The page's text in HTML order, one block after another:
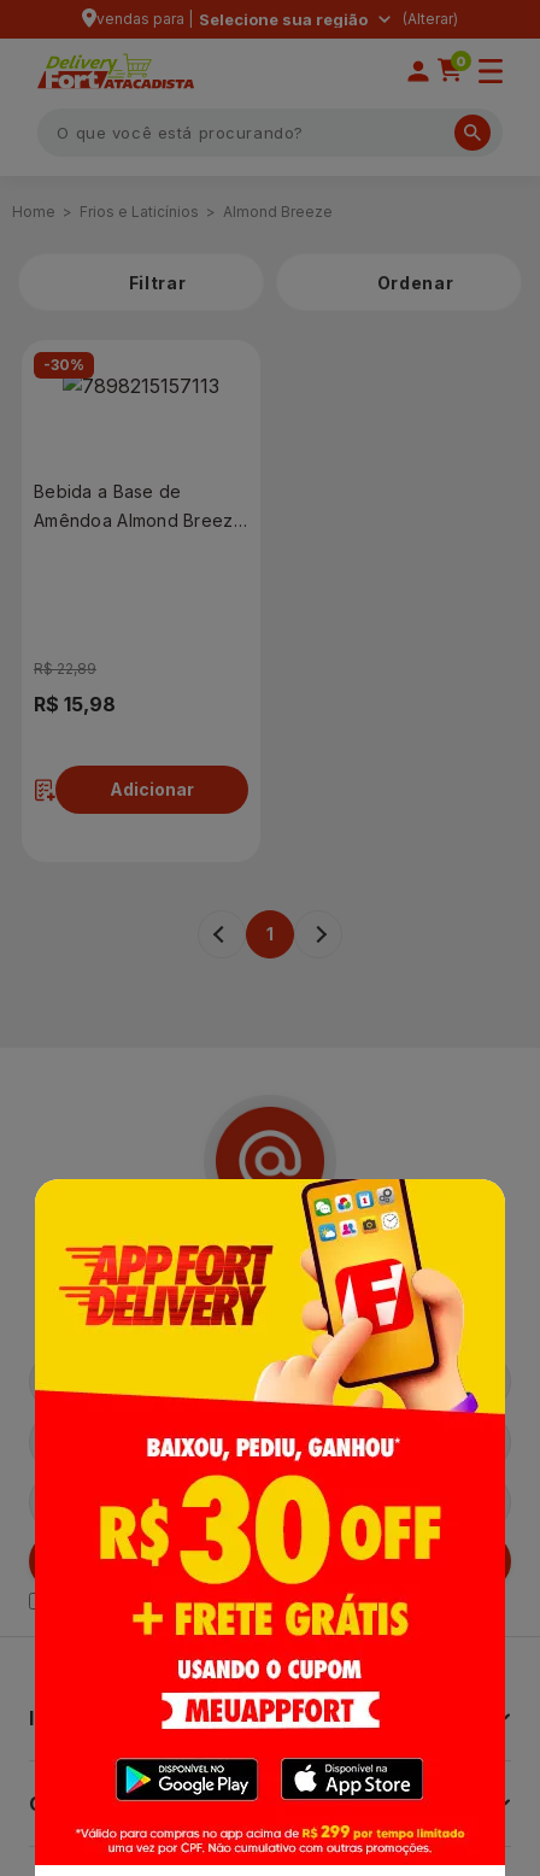
vendas para | Selecione sua região
0
Frios e Laticínios Almond Breeze
Filtrar
-30%
Bebida a Base de
Amêndoa Almond Breeze
R$ 22,89
R$ 15,98
Adicionar
1
Receba nossas Novidades,
Lançamentos e Promoções!
Cadastrar
Declaro estar ciente dasPoliticas de Privacidade.
Institucional
Central de Ajuda